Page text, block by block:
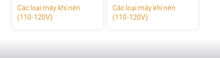
Các loại máy khí nén
(110-120V)
Các loại máy khí nén
(110-120V)